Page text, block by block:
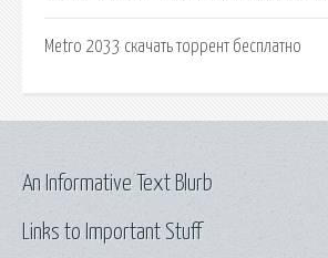
Metro 2033 скачать торрент бесплатно
Links to Important Stuff
An Informative Text Blurb